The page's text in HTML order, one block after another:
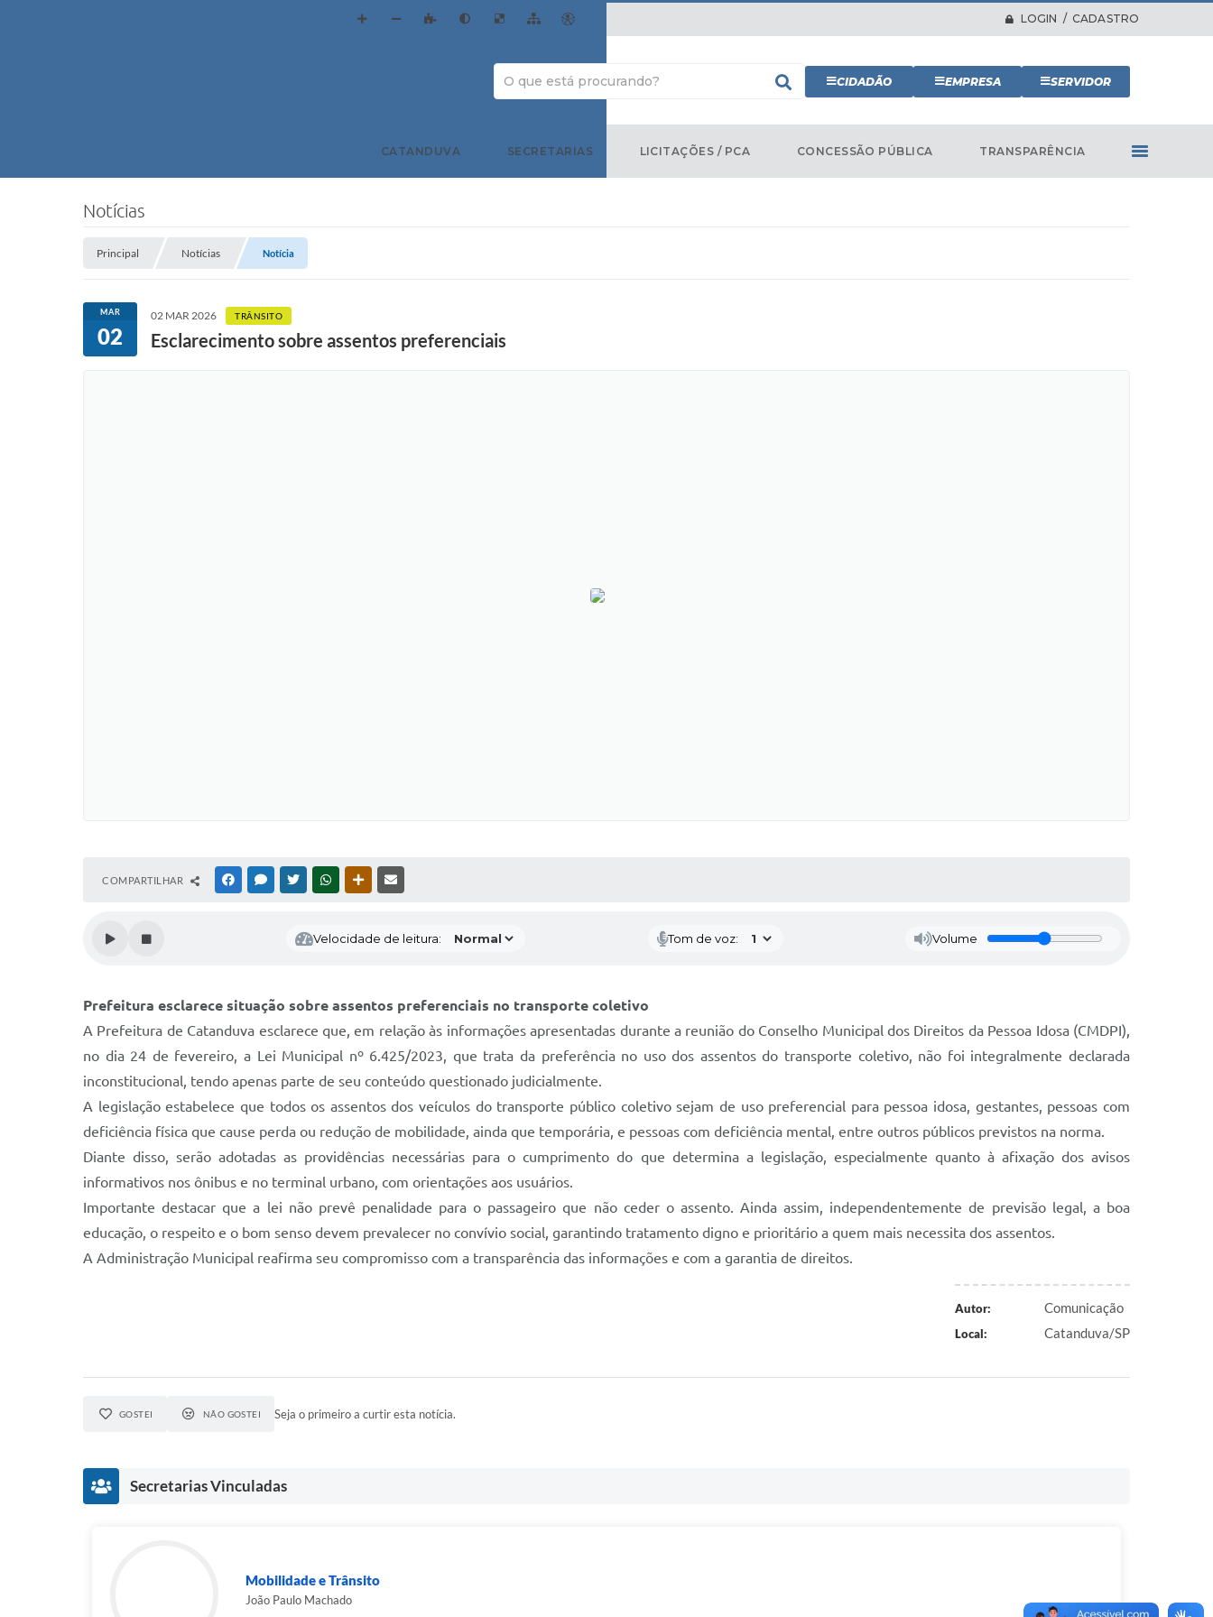
LOGIN / CADASTRO
CIDADÃO EMPRESA SERVIDOR
CATANDUVA SECRETARIAS LICITAÇÕES / PCA CONCESSÃO PÚBLICA TRANSPARÊNCIA
Notícias
Principal Notícias Notícia
MAR
02
02 MAR 2026 TRÂNSITO
Esclarecimento sobre assentos preferenciais
COMPARTILHAR FACEBOOKMESSENGER
TWITTERWHATSAPPOUTRAS MÍDIAS
Velocidade de leitura: Tom de voz: Volume
Prefeitura esclarece situação sobre assentos preferenciais no transporte coletivo
A Prefeitura de Catanduva esclarece que, em relação às informações apresentadas durante a reunião do Conselho Municipal dos Direitos da Pessoa Idosa (CMDPI),
no dia 24 de fevereiro, a Lei Municipal nº 6.425/2023, que trata da preferência no uso dos assentos do transporte coletivo, não foi integralmente declarada
inconstitucional, tendo apenas parte de seu conteúdo questionado judicialmente.
A legislação estabelece que todos os assentos dos veículos do transporte público coletivo sejam de uso preferencial para pessoa idosa, gestantes, pessoas com
deficiência física que cause perda ou redução de mobilidade, ainda que temporária, e pessoas com deficiência mental, entre outros públicos previstos na norma.
Diante disso, serão adotadas as providências necessárias para o cumprimento do que determina a legislação, especialmente quanto à afixação dos avisos
informativos nos ônibus e no terminal urbano, com orientações aos usuários.
Importante destacar que a lei não prevê penalidade para o passageiro que não ceder o assento. Ainda assim, independentemente de previsão legal, a boa
educação, o respeito e o bom senso devem prevalecer no convívio social, garantindo tratamento digno e prioritário a quem mais necessita dos assentos.
A Administração Municipal reafirma seu compromisso com a transparência das informações e com a garantia de direitos.
Autor: Comunicação
Local: Catanduva/SP
GOSTEI NÃO GOSTEI Seja o primeiro a curtir esta notícia.
Secretarias Vinculadas
Mobilidade e Trânsito
João Paulo Machado